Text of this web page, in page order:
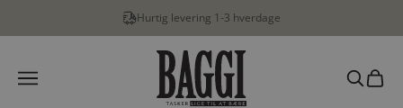
Hurtig levering 1-3 hverdage
BAGGI
Menu
Søg